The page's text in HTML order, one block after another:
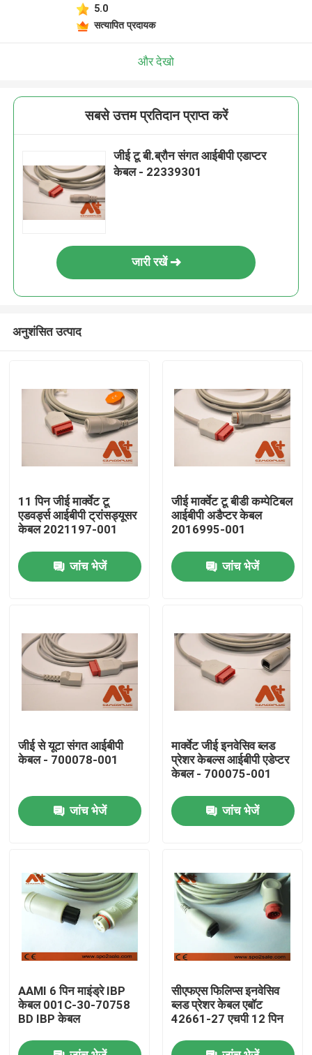
होम
हमारे बारे में
गुणवत्ता नियंत्रण
हमसे संपर्क करें
समाचार
ईसीजी रोगी केबल
रोगी मॉनिटर केबल
पुन: प्रयोज्य खराब 2 सेंसर
5.0
सत्यापित प्रदायक
और देखो
सबसे उत्तम प्रतिदान प्राप्त करें
जीई टू बी.ब्रौन संगत आईबीपी एडाप्टर
केबल - 22339301
जारी रखें
अनुशंसित उत्पाद
11 पिन जीई मार्क्वेट टू
एडवर्ड्स आईबीपी ट्रांसड्यूसर
केबल 2021197-001
जांच भेजें
जीई मार्क्वेट टू बीडी कम्पेटिबल
आईबीपी अडैप्टर केबल
2016995-001
जांच भेजें
जीई से यूटा संगत आईबीपी
केबल - 700078-001
जांच भेजें
मार्क्वेट जीई इनवेसिव ब्लड
प्रेशर केबल्स आईबीपी एडेप्टर
केबल - 700075-001
जांच भेजें
AAMI 6 पिन माइंड्रे IBP
केबल 001C-30-70758
BD IBP केबल
सीएफएस फिलिप्स इनवेसिव
ब्लड प्रेशर केबल एबॉट
42661-27 एचपी 12 पिन